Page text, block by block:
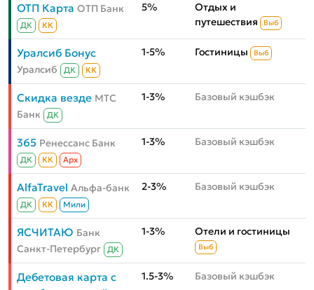
ОТП Карта ОТП Банк
ДК КК
5%
Отдых и
путешествия
Выб
Уралсиб Бонус
Уралсиб ДК КК
1-5% Гостиницы Выб
Скидка везде МТС
Банк
ДК
1-3% Базовый кэшбэк
365 Ренессанс Банк
ДК КК Aрх
1-3% Базовый кэшбэк
AlfaTravel Альфа-банк
ДК КК Мили
2-3% Базовый кэшбэк
ЯСЧИТАЮ Банк
Санкт-Петербург
ДК
1-3% Отели и гостиницы
Выб
Дебетовая карта с
1.5-3% Базовый кэшбэк